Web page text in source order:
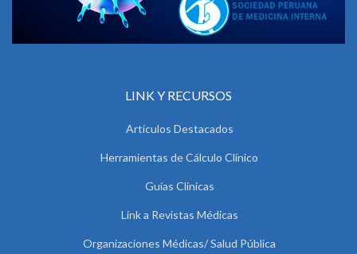
LINK Y RECURSOS
Artículos Destacados
Herramientas de Cálculo Clínico
Guías Clínicas
Link a Revistas Médicas
Organizaciones Médicas/ Salud Pública